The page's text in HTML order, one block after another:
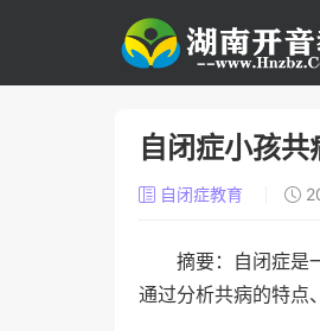
自闭症小孩共
自闭症教育
摘要：自闭症是
通过分析共病的特点